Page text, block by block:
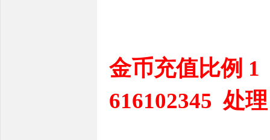
金币充值比例
616102345 处理